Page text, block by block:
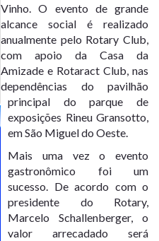
Vinho. O evento de grande
alcance social é realizado
anualmente pelo Rotary Club,
com apoio da Casa da
Amizade e Rotaract Club, nas
dependências do pavilhão
principal do parque de
exposições Rineu Gransotto,
em São Miguel do Oeste.
Mais uma vez o evento
gastronômico foi um
sucesso. De acordo com o
presidente do Rotary,
Marcelo Schallenberger, o
valor arrecadado será